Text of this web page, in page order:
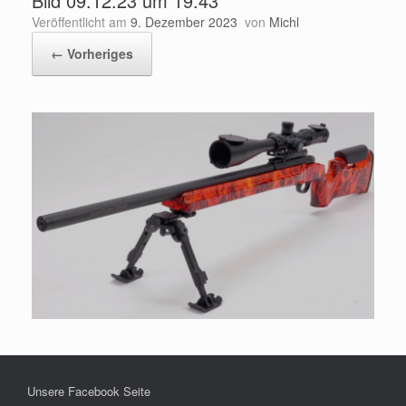
Veröffentlicht am 9. Dezember 2023 von Michl
← Vorheriges
Unsere Facebook Seite